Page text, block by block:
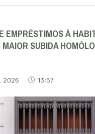
EMPRÉSTIMOS À
SUBIDA
2026 13:57